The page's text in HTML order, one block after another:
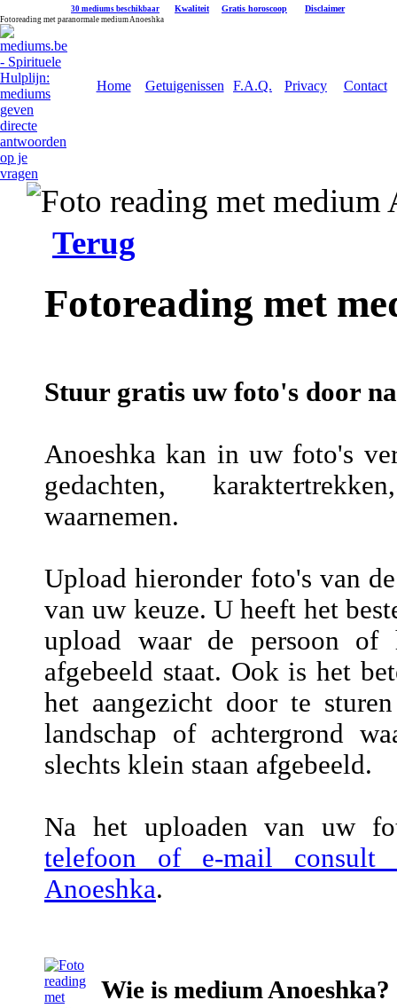
30 mediums beschikbaar Kwaliteit Gratis horoscoop Disclaimer
Fotoreading met paranormale medium Anoeshka
Home Getuigenissen F.A.Q. Privacy Contact
Terug
Fotoreading met
Stuur gratis uw foto's door
Anoeshka kan in uw foto's
gedachten,
waarnemen.
Upload hieronder foto's van
van uw keuze. U heeft het
upload waar de persoon of
afgebeeld staat. Ook is het
het aangezicht door te
landschap of achtergrond
slechts klein staan afgebeeld.
Na het uploaden van uw
telefoon of e-mail consult
Anoeshka.
Wie is medium Anoeshka?